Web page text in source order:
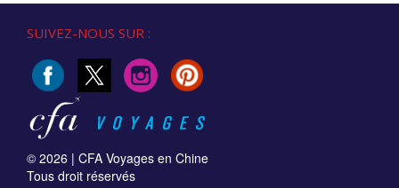
SUIVEZ-NOUS SUR :
© 2026 | CFA Voyages en Chine
Tous droit réservés